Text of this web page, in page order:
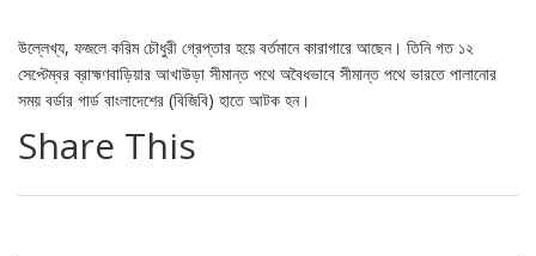
উল্লেখ্য, ফজলে করিম চৌধুরী গ্রেপ্তার হয়ে বর্তমানে কারাগারে আছেন। তিনি গত ১২
সেপ্টেম্বর ব্রাহ্মণবাড়িয়ার আখাউড়া সীমান্ত পথে অবৈধভাবে সীমান্ত পথে ভারতে পালানোর
সময় বর্ডার গার্ড বাংলাদেশের (বিজিবি) হাতে আটক হন।
Share This